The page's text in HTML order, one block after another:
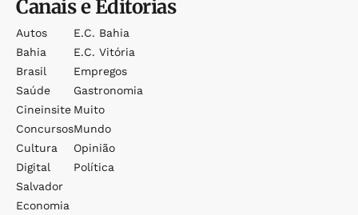
Canais e Editorias
Autos
Bahia
Brasil
Saúde
Cineinsite
Concursos
Cultura
Digital
Salvador
Economia
E.c. Bahia
E.c. Vitória
Empregos
Gastronomia
Muito
Mundo
Opinião
Política